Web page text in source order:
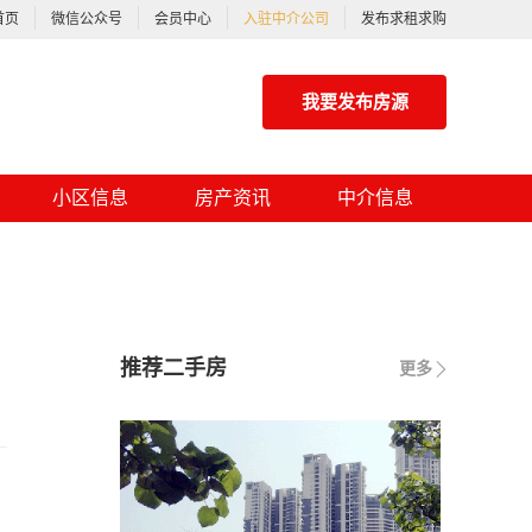
页 微信公众号 会员中心 入驻中介公司 发布求租求购
我要发布房源
小区信息 房产资讯 中介信息
更多
推荐二手房